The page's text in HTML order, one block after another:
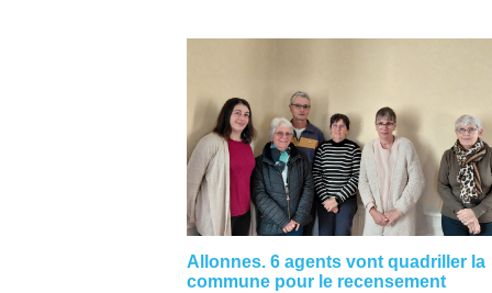
Allonnes. 6 agents vont quadriller la
commune pour le recensement